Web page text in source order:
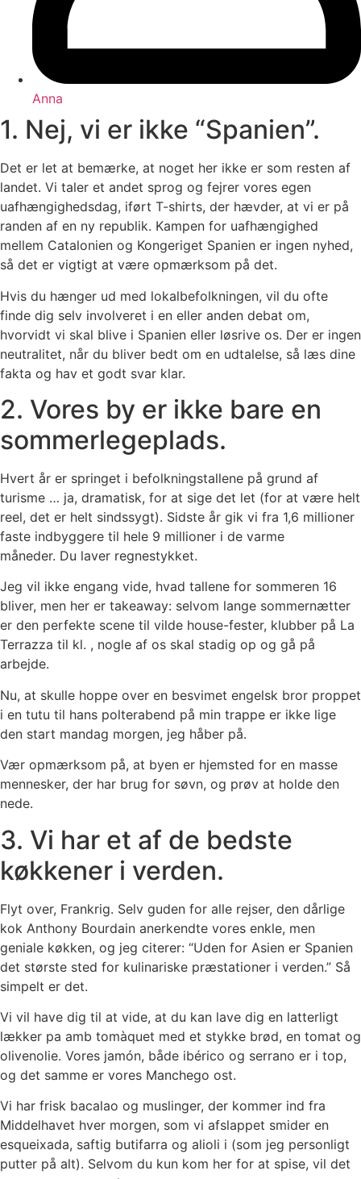
Anna
1. Nej, vi er ikke “Spanien”.
Det er let at bemærke, at noget her ikke er som resten af ​​
landet. Vi taler et andet sprog og fejrer vores egen
uafhængighedsdag, iført T-shirts, der hævder, at vi er på
randen af ​​en ny republik. Kampen for uafhængighed
mellem Catalonien og Kongeriget Spanien er ingen nyhed,
så det er vigtigt at være opmærksom på det.
Hvis du hænger ud med lokalbefolkningen, vil du ofte
finde dig selv involveret i en eller anden debat om,
hvorvidt vi skal blive i Spanien eller løsrive os. Der er ingen
neutralitet, når du bliver bedt om en udtalelse, så læs dine
fakta og hav et godt svar klar.
2. Vores by er ikke bare en
sommerlegeplads.
Hvert år er springet i befolkningstallene på grund af
turisme … ja, dramatisk, for at sige det let (for at være helt
reel, det er helt sindssygt). Sidste år gik vi fra 1,6 millioner
faste indbyggere til hele 9 millioner i de varme
måneder. Du laver regnestykket.
Jeg vil ikke engang vide, hvad tallene for sommeren 16
bliver, men her er takeaway: selvom lange sommernætter
er den perfekte scene til vilde house-fester, klubber på La
Terrazza til kl. , nogle af os skal stadig op og gå på
arbejde.
Nu, at skulle hoppe over en besvimet engelsk bror proppet
i en tutu til hans polterabend på min trappe er ikke lige
den start mandag morgen, jeg håber på.
Vær opmærksom på, at byen er hjemsted for en masse
mennesker, der har brug for søvn, og prøv at holde den
nede.
3. Vi har et af de bedste
køkkener i verden.
Flyt over, Frankrig. Selv guden for alle rejser, den dårlige
kok Anthony Bourdain anerkendte vores enkle, men
geniale køkken, og jeg citerer: “Uden for Asien er Spanien
det største sted for kulinariske præstationer i verden.” Så
simpelt er det.
Vi vil have dig til at vide, at du kan lave dig en latterligt
lækker pa amb tomàquet med et stykke brød, en tomat og
olivenolie. Vores jamón, både ibérico og serrano er i top,
og det samme er vores Manchego ost.
Vi har frisk bacalao og muslinger, der kommer ind fra
Middelhavet hver morgen, som vi afslappet smider en
esqueixada, saftig butifarra og alioli i (som jeg personligt
putter på alt). Selvom du kun kom her for at spise, vil det